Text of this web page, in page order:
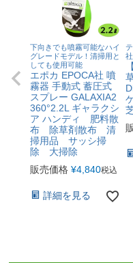
下向きでも噴霧可能なハイ
グレードモデル！清掃用と
しても使用可能
エポカ EPOCA社 噴
霧器 手動式 蓄圧式
スプレー GALAXIA2
360°2.2L ギャラクシ
ア ハンディ 肥料散
布 除草剤散布 清
掃用品 サッシ掃
除 大掃除
販売価格 ¥4,840税込
詳細を見る